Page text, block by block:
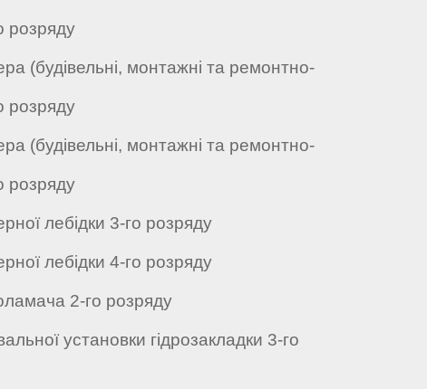
розряду
(будівельні, монтажні та ремонтно-
розряду
(будівельні, монтажні та ремонтно-
розряду
лебідки 3-го розряду
лебідки 4-го розряду
2-го розряду
установки гідрозакладки 3-го